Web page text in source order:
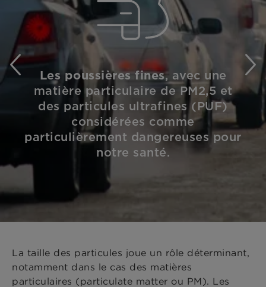
Les poussières fines, avec une
matière particulaire de PM2,5 et
des particules ultrafines (PUF)
considérées comme
particulièrement dangereuses pour
notre santé.
La taille des particules joue un rôle déterminant,
notamment dans le cas des matières
particulaires (particulate matter ou PM). Les